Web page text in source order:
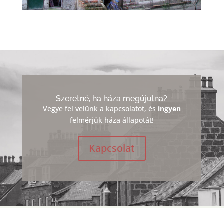
Szeretné, ha háza megújulna?
Vegye fel velünk a kapcsolatot, és ingyen
felmérjük háza állapotát!
Kapcsolat